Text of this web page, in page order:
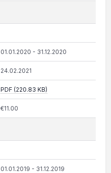
01.01.2020 - 31.12.2020
24.02.2021
PDF (220.83 KB)
€11.00
01.01.2019 - 31.12.2019